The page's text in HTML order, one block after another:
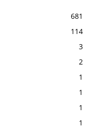
681
114
3
2
1
1
1
1